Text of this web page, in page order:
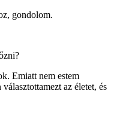
gondolom.
nem estem
az életet, és